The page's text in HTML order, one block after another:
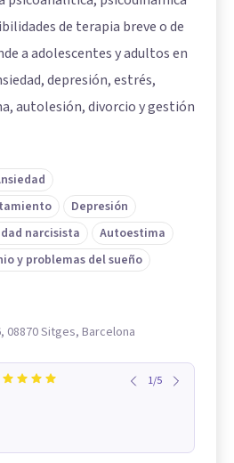
de terapia breve o de
a adolescentes y adultos en
depresión, estrés,
autolesión, divorcio y gestión
Depresión
narcisista
Autoestima
y problemas del sueño
08870 Sitges, Barcelona
1/5